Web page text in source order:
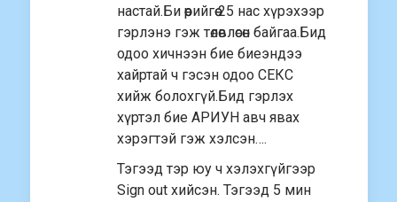
настай.Би өөрийгөө 25 нас хүрэхээр
гэрлэнэ гэж төлөвлөсөн байгаа.Бид
одоо хичнээн бие биеэндээ
хайртай ч гэсэн одоо СЕКС
хийж болохгүй.Бид гэрлэх
хүртэл бие АРИУН авч явах
хэрэгтэй гэж хэлсэн….
Тэгээд тэр юу ч хэлэхгүйгээр
Sign out хийсэн. Тэгээд 5 мин